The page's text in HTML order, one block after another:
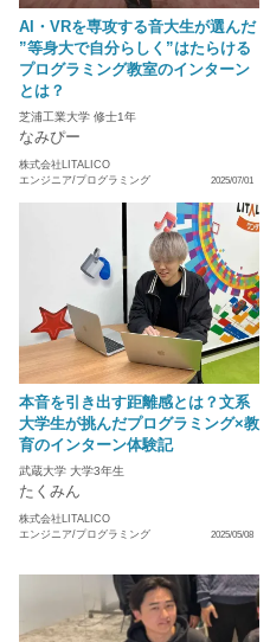
AI・VRを専攻する音大生が選んだ
”等身大で自分らしく”はたらける
プログラミング教室のインターン
とは？
芝浦工業大学 修士1年
なみぴー
株式会社LITALICO
エンジニア/プログラミング
2025/07/01
本音を引き出す距離感とは？文系
大学生が挑んだプログラミング×教
育のインターン体験記
武蔵大学 大学3年生
たくみん
株式会社LITALICO
エンジニア/プログラミング
2025/05/08